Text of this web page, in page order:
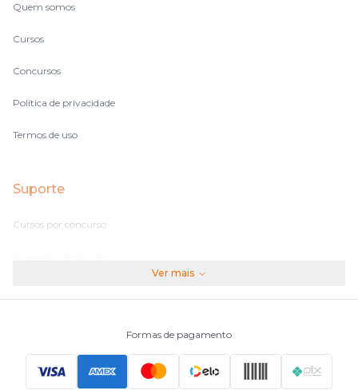
Quem somos
Cursos
Concursos
Política de privacidade
Termos de uso
Suporte
Cursos por concurso
Principais Concursos
Ver mais
Formas de pagamento